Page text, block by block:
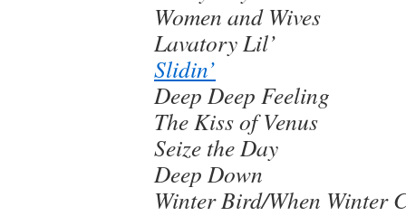
Women and Wives
Lavatory Lil’
Slidin’
Deep Deep Feeling
The Kiss of Venus
Seize the Day
Deep Down
Winter Bird/When Winter